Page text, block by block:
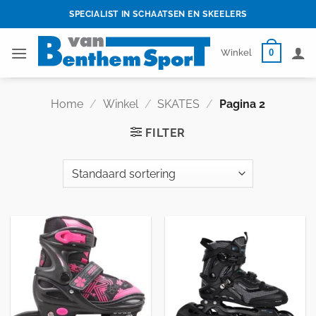
to
SPECIALIST IN SCHAATSEN EN SKEELERS
Winkel 0
Home / Winkel / SKATES / Pagina 2
FILTER